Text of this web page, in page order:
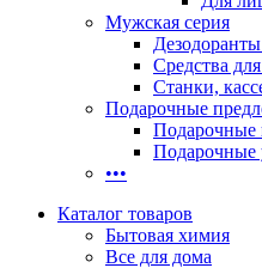
Мужская серия
Средства
Станки,
Подарочные
Подарочные
Подарочные
•••
Каталог товаров
Бытовая химия
Все для дома